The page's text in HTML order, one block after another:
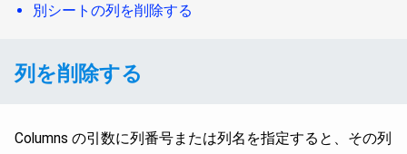
別シートの列を削除する
列を削除する
Columns の引数に列番号または列名を指定すると、その列